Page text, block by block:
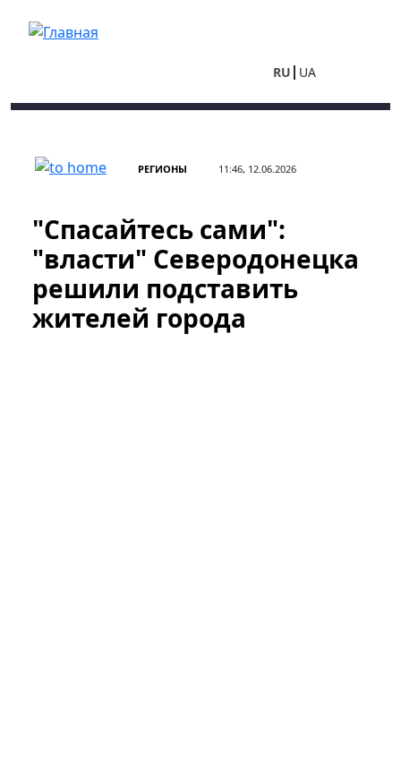
RU UA
РЕГИОНЫ 11:46, 12.06.2026
"Спасайтесь сами":
"власти" Северодонецка
решили подставить
жителей города